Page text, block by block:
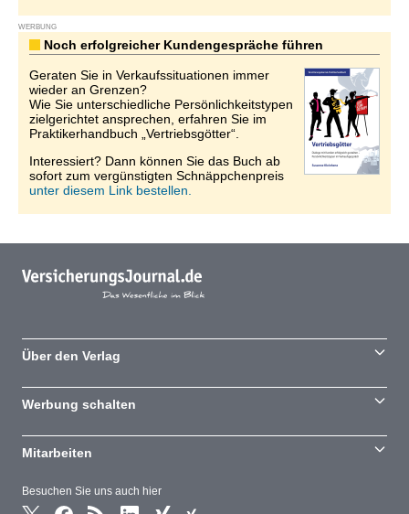
WERBUNG
Noch erfolgreicher Kundengespräche führen
Geraten Sie in Verkaufssituationen immer
wieder an Grenzen?
Wie Sie unterschiedliche Persönlichkeitstypen
zielgerichtet ansprechen, erfahren Sie im
Praktikerhandbuch „Vertriebsgötter“.
Interessiert? Dann können Sie das Buch ab
sofort zum vergünstigten Schnäppchenpreis
unter diesem Link bestellen.
Besuchen Sie uns auch hier
Über den Verlag
Werbung schalten
Mitarbeiten